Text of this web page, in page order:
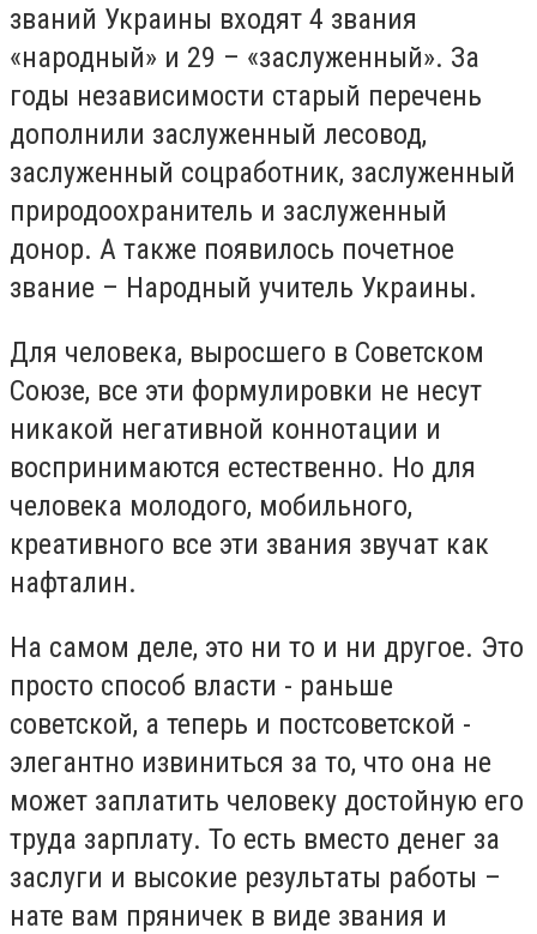
званий Украины входят 4 звания
«народный» и 29 – «заслуженный». За
годы независимости старый перечень
дополнили заслуженный лесовод,
заслуженный соцработник, заслуженный
природоохранитель и заслуженный
донор. А также появилось почетное
звание – Народный учитель Украины.
Для человека, выросшего в Советском
Союзе, все эти формулировки не несут
никакой негативной коннотации и
воспринимаются естественно. Но для
человека молодого, мобильного,
креативного все эти звания звучат как
нафталин.
На самом деле, это ни то и ни другое. Это
просто способ власти - раньше
советской, а теперь и постсоветской -
элегантно извиниться за то, что она не
может заплатить человеку достойную его
труда зарплату. То есть вместо денег за
заслуги и высокие результаты работы –
нате вам пряничек в виде звания и